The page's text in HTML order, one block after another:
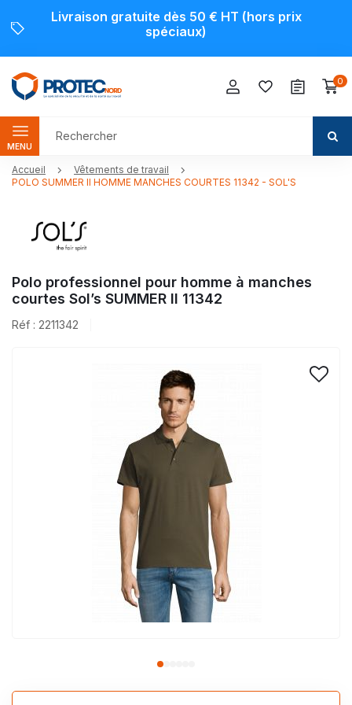
Livraison gratuite dès 50 € HT (hors prix
spéciaux)
0
MENU
Accueil
Vêtements de travail
POLO SUMMER II HOMME MANCHES COURTES 11342 - SOL'S
Polo professionnel pour homme à manches
courtes Sol’s SUMMER II 11342
Réf : 2211342